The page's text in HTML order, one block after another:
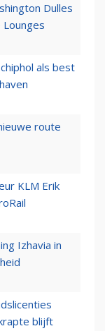
Dulles
als best
route
KLM Erik
Izhavia in
blijft